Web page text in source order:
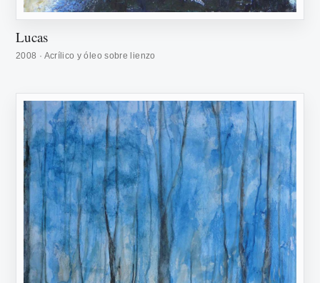
Lucas
2008 · Acrílico y óleo sobre lienzo